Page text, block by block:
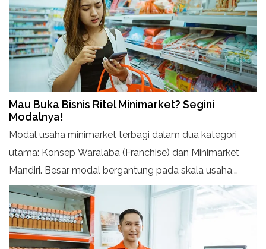
Mau Buka Bisnis Ritel Minimarket? Segini
Modalnya!
Modal usaha minimarket terbagi dalam dua kategori
utama: Konsep Waralaba (Franchise) dan Minimarket
Mandiri. Besar modal bergantung pada skala usaha,
lokasi, dan peralatan yang digunakan.